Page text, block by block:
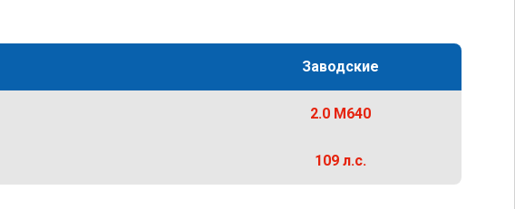
Заводские
2.0 M640
109 л.с.